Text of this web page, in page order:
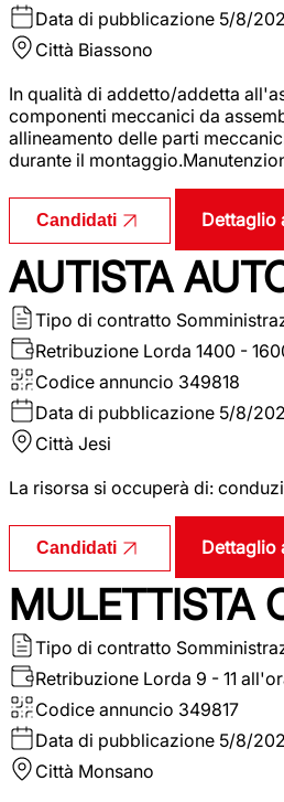
Data di pubblicazione 5/8/
Città Biassono
In qualità di addetto/addetta
componenti meccanici da
allineamento delle parti
durante il
Candidati Dettaglio
AUTISTA
Tipo di contratto
Retribuzione Lorda 1400 -
Codice annuncio 349818
Data di pubblicazione 5/8/
Città Jesi
La risorsa si occuperà di:
Candidati Dettaglio
MULETTISTA
Tipo di contratto
Retribuzione Lorda 9 - 11
Codice annuncio 349817
Data di pubblicazione 5/8/
Città Monsano